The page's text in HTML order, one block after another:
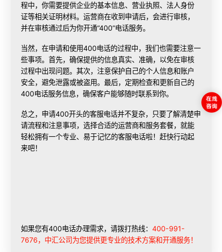
程中，你需要提供企业的基本信息、营业执照、法人身份
证等相关证明材料。运营商在收到申请后，会进行审核，
并在审核通过后为你开通“400”电话服务。
当然，在申请和使用400电话的过程中，我们也需要注意一
些事项。首先，确保提供的信息真实、准确，以免在审核
过程中出现问题。其次，注意保护自己的个人信息和账户
安全，避免泄露或被盗用。最后，定期检查和更新自己的
400电话服务信息，确保客户能够随时联系到你。
总之，申请400开头的客服电话并不复杂，只要了解清楚申
请流程和注意事项，选择合适的运营商和服务套餐，就能
轻松拥有一个专业、易于记忆的客服电话啦！赶快行动起
来吧！
如果您有400电话办理需求，请拨打热线：400-991-
7676，中汇公司为您提供更专业的技术方案和开通服务！